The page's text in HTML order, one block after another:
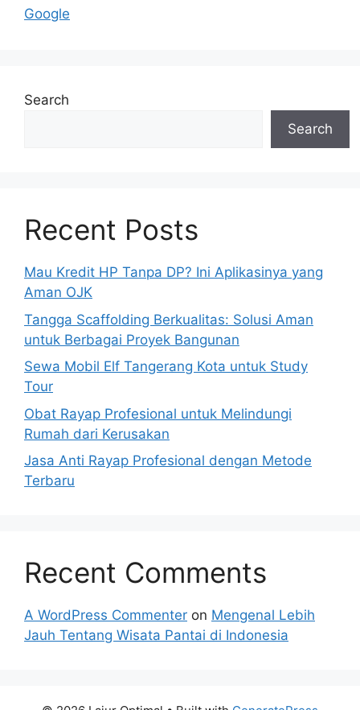
Google
Search
Search
Recent Posts
Mau Kredit HP Tanpa DP? Ini Aplikasinya yang
Aman OJK
Tangga Scaffolding Berkualitas: Solusi Aman
untuk Berbagai Proyek Bangunan
Sewa Mobil Elf Tangerang Kota untuk Study
Tour
Obat Rayap Profesional untuk Melindungi
Rumah dari Kerusakan
Jasa Anti Rayap Profesional dengan Metode
Terbaru
Recent Comments
A WordPress Commenter on Mengenal Lebih
Jauh Tentang Wisata Pantai di Indonesia